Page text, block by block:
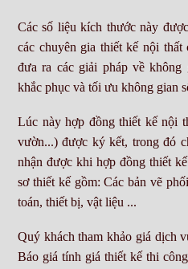
Các số liệu kích thước này
các chuyên gia thiết kế nội
đưa ra các giải pháp về
khắc phục và tối ưu không gian
Lúc này hợp đồng thiết kế nội
vườn...) được ký kết, trong đó
nhận được khi hợp đồng thiết
sơ thiết kế gồm: Các bản vẽ
toán, thiết bị, vật liệu ...
Quý khách tham khảo giá dịch
Báo giá tính giá thiết kế thi